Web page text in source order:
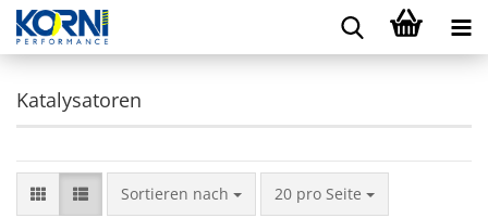
Katalysatoren
Sortieren nach
Sortieren nach 20 pro Seite
pro Seite